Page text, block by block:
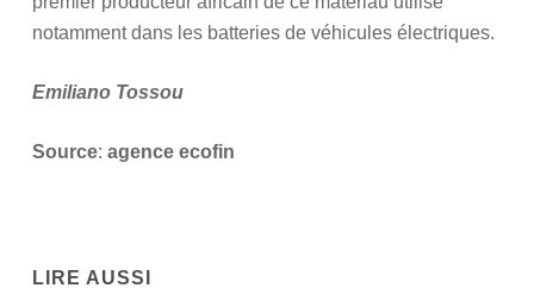
notamment dans les batteries de véhicules électriques.
Emiliano Tossou
Source: agence ecofin
LIRE AUSSI